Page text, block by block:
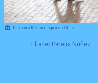
Dirección Meteorológica de Chile
Eljaher Pereira Núñez